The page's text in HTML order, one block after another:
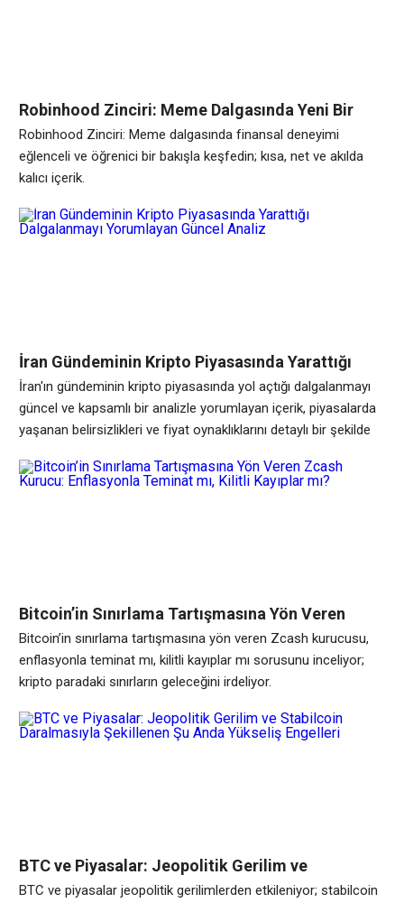
Robinhood Zinciri: Meme Dalgasında Yeni Bir
Finansal Deneyim
Robinhood Zinciri: Meme dalgasında finansal deneyimi
eğlenceli ve öğrenici bir bakışla keşfedin; kısa, net ve akılda
kalıcı içerik.
İran Gündeminin Kripto Piyasasında Yarattığı
Dalgalanmayı Yorumlayan Güncel Analiz
İran'ın gündeminin kripto piyasasında yol açtığı dalgalanmayı
güncel ve kapsamlı bir analizle yorumlayan içerik, piyasalarda
yaşanan belirsizlikleri ve fiyat oynaklıklarını detaylı bir şekilde
ekonomik yaptırımlar ve merkez bankası politikalarının kripto
Bitcoin’in Sınırlama Tartışmasına Yön Veren
Zcash Kurucu: Enflasyonla Teminat mı, Kilitli
Kayıplar mı?
Bitcoin’in sınırlama tartışmasına yön veren Zcash kurucusu,
enflasyonla teminat mı, kilitli kayıplar mı sorusunu inceliyor;
kripto paradaki sınırların geleceğini irdeliyor.
BTC ve Piyasalar: Jeopolitik Gerilim ve
Stabilcoin Daralmasıyla Şekillenen Şu Anda
BTC ve piyasalar jeopolitik gerilimlerden etkileniyor; stabilcoin